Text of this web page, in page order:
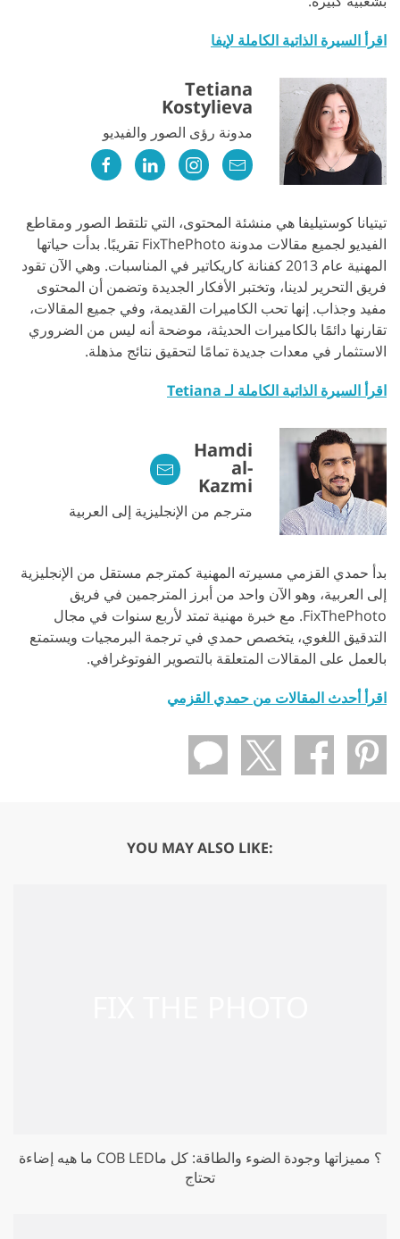
اقرأ السيرة الذاتية الكاملة لإيفا
Tetiana
Kostylieva
مدونة رؤى الصور والفيديو
تيتيانا كوستيليفا هي منشئة المحتوى، التي تلتقط الصور ومقاطع
الفيديو لجميع مقالات مدونة FixThePhoto تقريبًا. بدأت حياتها
المهنية عام 2013 كفنانة كاريكاتير في المناسبات. وهي الآن تقود
فريق التحرير لدينا، وتختبر الأفكار الجديدة وتضمن أن المحتوى
مفيد وجذاب. إنها تحب الكاميرات القديمة، وفي جميع المقالات،
تقارنها دائمًا بالكاميرات الحديثة، موضحة أنه ليس من الضروري
الاستثمار في معدات جديدة تمامًا لتحقيق نتائج مذهلة.
اقرأ السيرة الذاتية الكاملة لـ Tetiana
Hamdi
al-
Kazmi
مترجم من الإنجليزية إلى العربية
بدأ حمدي القزمي مسيرته المهنية كمترجم مستقل من الإنجليزية
إلى العربية، وهو الآن واحد من أبرز المترجمين في فريق
FixThePhoto. مع خبرة مهنية تمتد لأربع سنوات في مجال
التدقيق اللغوي، يتخصص حمدي في ترجمة البرمجيات ويستمتع
بالعمل على المقالات المتعلقة بالتصوير الفوتوغرافي.
اقرأ أحدث المقالات من حمدي القزمي
YOU MAY ALSO LIKE:
ما هيه إضاءة COB LED؟ مميزاتها وجودة الضوء والطاقة: كل ما
تحتاج